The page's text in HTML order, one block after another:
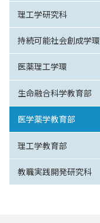
理工学研究科
持続可能社会創成学環
医薬理工学環
生命融合科学教育部
医学薬学教育部
理工学教育部
教職実践開発研究科